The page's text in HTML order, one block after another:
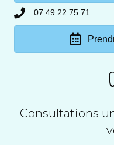
07 49 22 75 71
Consultations